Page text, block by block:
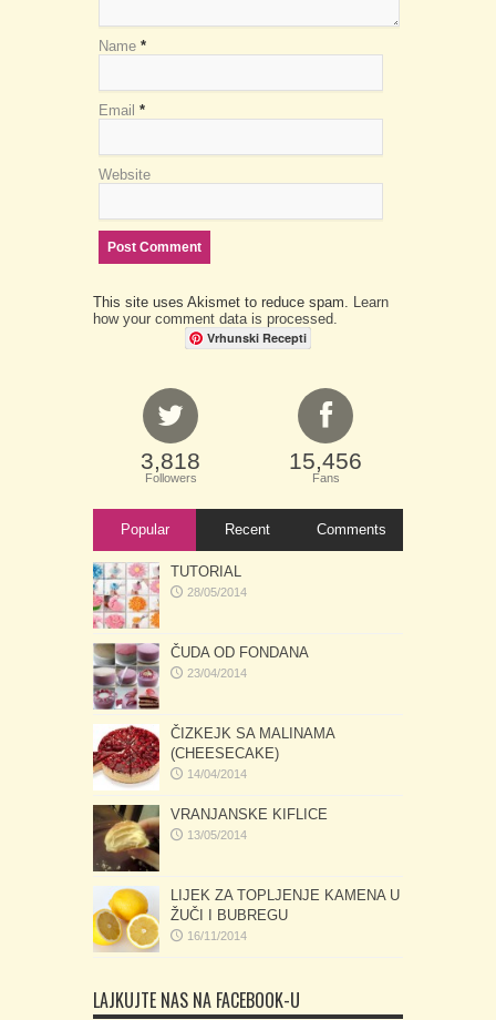
Name *
Email *
Website
This site uses Akismet to reduce spam. Learn
how your comment data is processed.
Vrhunski Recepti
3,818
Followers
15,456
Fans
Popular Recent Comments
TUTORIAL
28/05/2014
ČUDA OD FONDANA
23/04/2014
ČIZKEJK SA MALINAMA
(CHEESECAKE)
14/04/2014
VRANJANSKE KIFLICE
13/05/2014
LIJEK ZA TOPLJENJE KAMENA U
ŽUČI I BUBREGU
16/11/2014
LAJKUJTE NAS NA FACEBOOK-U